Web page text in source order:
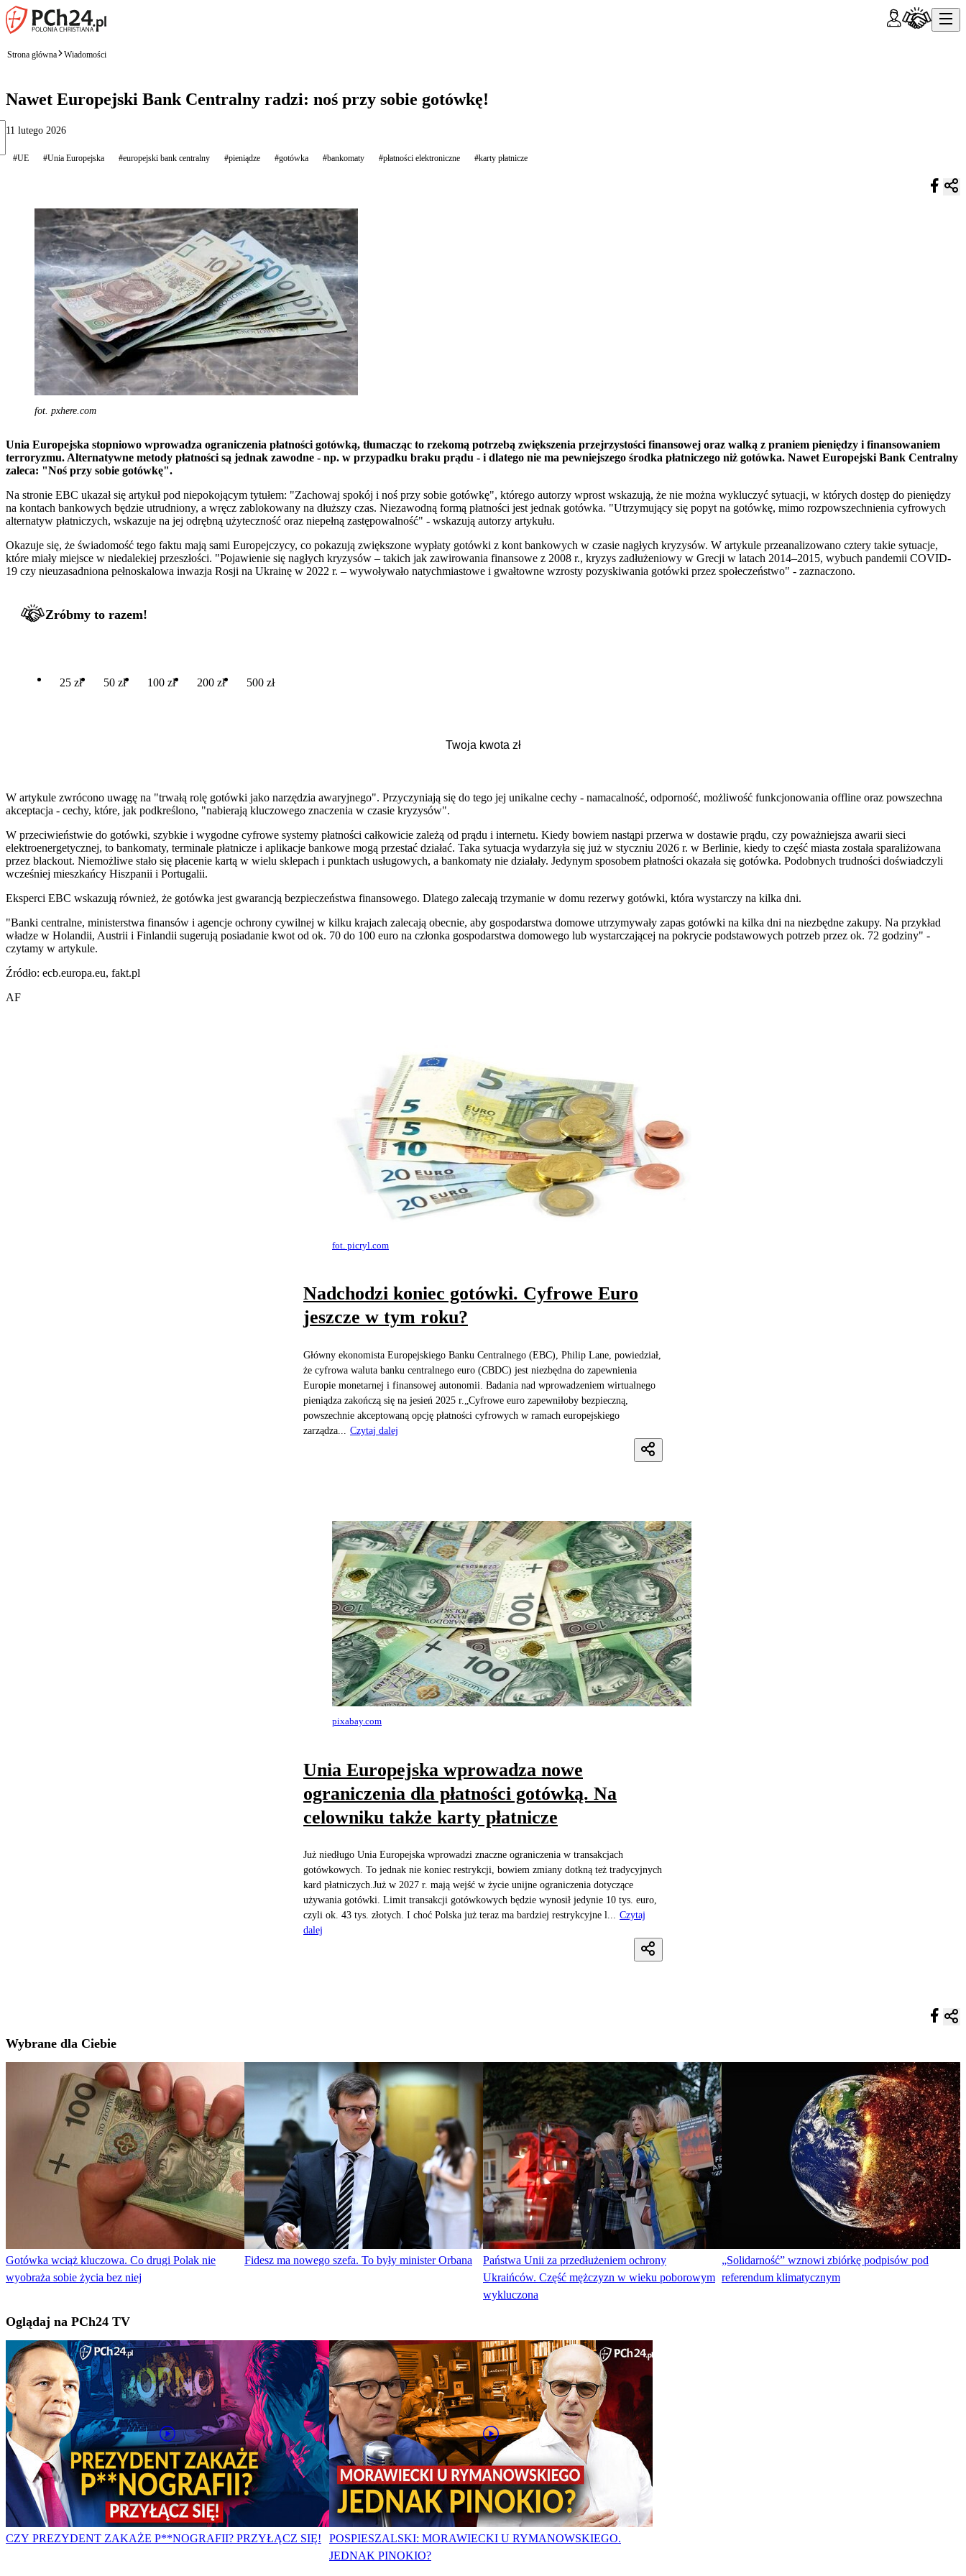
Strona główna Wiadomości
Nawet Europejski Bank Centralny radzi: noś przy sobie gotówkę!
11 lutego 2026
#UE #Unia Europejska #europejski bank centralny #pieniądze #gotówka #bankomaty #płatności elektroniczne #karty płatnicze
fot. pxhere.com
Unia Europejska stopniowo wprowadza ograniczenia płatności gotówką, tłumacząc to rzekomą potrzebą zwiększenia przejrzystości finansowej oraz walką z praniem pieniędzy i finansowaniem
terroryzmu. Alternatywne metody płatności są jednak zawodne - np. w przypadku braku prądu - i dlatego nie ma pewniejszego środka płatniczego niż gotówka. Nawet Europejski Bank Centralny
zaleca: "Noś przy sobie gotówkę".
Na stronie EBC ukazał się artykuł pod niepokojącym tytułem: "Zachowaj spokój i noś przy sobie gotówkę", którego autorzy wprost wskazują, że nie można wykluczyć sytuacji, w których dostęp do pieniędzy
na kontach bankowych będzie utrudniony, a wręcz zablokowany na dłuższy czas. Niezawodną formą płatności jest jednak gotówka. "Utrzymujący się popyt na gotówkę, mimo rozpowszechnienia cyfrowych
alternatyw płatniczych, wskazuje na jej odrębną użyteczność oraz niepełną zastępowalność" - wskazują autorzy artykułu.
Okazuje się, że świadomość tego faktu mają sami Europejczycy, co pokazują zwiększone wypłaty gotówki z kont bankowych w czasie nagłych kryzysów. W artykule przeanalizowano cztery takie sytuacje,
które miały miejsce w niedalekiej przeszłości. "Pojawienie się nagłych kryzysów – takich jak zawirowania finansowe z 2008 r., kryzys zadłużeniowy w Grecji w latach 2014–2015, wybuch pandemii COVID-
19 czy nieuzasadniona pełnoskalowa inwazja Rosji na Ukrainę w 2022 r. – wywoływało natychmiastowe i gwałtowne wzrosty pozyskiwania gotówki przez społeczeństwo" - zaznaczono.
Zróbmy to razem!
25 zł 50 zł 100 zł 200 zł 500 zł
W artykule zwrócono uwagę na "trwałą rolę gotówki jako narzędzia awaryjnego". Przyczyniają się do tego jej unikalne cechy - namacalność, odporność, możliwość funkcjonowania offline oraz powszechna
akceptacja - cechy, które, jak podkreślono, "nabierają kluczowego znaczenia w czasie kryzysów".
W przeciwieństwie do gotówki, szybkie i wygodne cyfrowe systemy płatności całkowicie zależą od prądu i internetu. Kiedy bowiem nastąpi przerwa w dostawie prądu, czy poważniejsza awarii sieci
elektroenergetycznej, to bankomaty, terminale płatnicze i aplikacje bankowe mogą przestać działać. Taka sytuacja wydarzyła się już w styczniu 2026 r. w Berlinie, kiedy to część miasta została sparaliżowana
przez blackout. Niemożliwe stało się płacenie kartą w wielu sklepach i punktach usługowych, a bankomaty nie działały. Jedynym sposobem płatności okazała się gotówka. Podobnych trudności doświadczyli
wcześniej mieszkańcy Hiszpanii i Portugalii.
Eksperci EBC wskazują również, że gotówka jest gwarancją bezpieczeństwa finansowego. Dlatego zalecają trzymanie w domu rezerwy gotówki, która wystarczy na kilka dni.
"Banki centralne, ministerstwa finansów i agencje ochrony cywilnej w kilku krajach zalecają obecnie, aby gospodarstwa domowe utrzymywały zapas gotówki na kilka dni na niezbędne zakupy. Na przykład
władze w Holandii, Austrii i Finlandii sugerują posiadanie kwot od ok. 70 do 100 euro na członka gospodarstwa domowego lub wystarczającej na pokrycie podstawowych potrzeb przez ok. 72 godziny" -
czytamy w artykule.
Źródło: ecb.europa.eu, fakt.pl
AF
fot. picryl.com
Nadchodzi koniec gotówki. Cyfrowe Euro
jeszcze w tym roku?
Główny ekonomista Europejskiego Banku Centralnego (EBC), Philip Lane, powiedział,
że cyfrowa waluta banku centralnego euro (CBDC) jest niezbędna do zapewnienia
Europie monetarnej i finansowej autonomii. Badania nad wprowadzeniem wirtualnego
pieniądza zakończą się na jesień 2025 r.„Cyfrowe euro zapewniłoby bezpieczną,
powszechnie akceptowaną opcję płatności cyfrowych w ramach europejskiego
zarządza...
Czytaj dalej
pixabay.com
Unia Europejska wprowadza nowe
ograniczenia dla płatności gotówką. Na
celowniku także karty płatnicze
Już niedługo Unia Europejska wprowadzi znaczne ograniczenia w transakcjach
gotówkowych. To jednak nie koniec restrykcji, bowiem zmiany dotkną też tradycyjnych
kard płatniczych.Już w 2027 r. mają wejść w życie unijne ograniczenia dotyczące
używania gotówki. Limit transakcji gotówkowych będzie wynosił jedynie 10 tys. euro,
czyli ok. 43 tys. złotych. I choć Polska już teraz ma bardziej restrykcyjne l... Czytaj
dalej
Wybrane dla Ciebie
Gotówka wciąż kluczowa. Co drugi Polak nie
wyobraża sobie życia bez niej
Fidesz ma nowego szefa. To były minister Orbana
Państwa Unii za przedłużeniem ochrony
Ukraińców. Część mężczyzn w wieku poborowym
wykluczona
„Solidarność” wznowi zbiórkę podpisów pod
referendum klimatycznym
Oglądaj na PCh24 TV
CZY PREZYDENT ZAKAŻE P**NOGRAFII? PRZYŁĄCZ SIĘ!
POSPIESZALSKI: MORAWIECKI U RYMANOWSKIEGO.
JEDNAK PINOKIO?